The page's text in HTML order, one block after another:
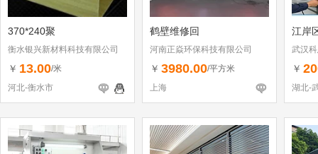
370*240聚
衡水银兴新材料科技有限公司
￥ 13.00/米
河北-衡水市
鹤壁维修回
河南正焱环保科技有限公司
￥ 3980.00/平方米
上海
江岸
武汉
￥
湖北-